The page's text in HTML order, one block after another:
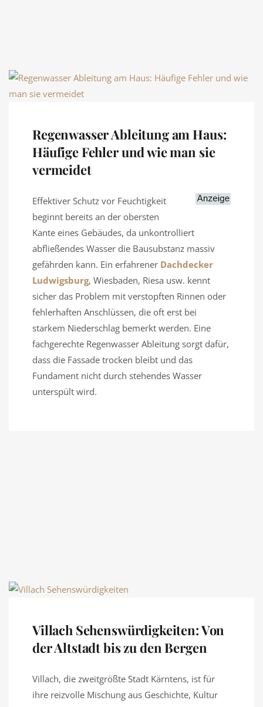
Regenwasser Ableitung am Haus:
Häufige Fehler und wie man sie
vermeidet
Effektiver Schutz vor Feuchtigkeit
beginnt bereits an der obersten
Kante eines Gebäudes, da unkontrolliert
abfließendes Wasser die Bausubstanz massiv
gefährden kann. Ein erfahrener Dachdecker
Ludwigsburg, Wiesbaden, Riesa usw. kennt
sicher das Problem mit verstopften Rinnen oder
fehlerhaften Anschlüssen, die oft erst bei
starkem Niederschlag bemerkt werden. Eine
fachgerechte Regenwasser Ableitung sorgt dafür,
dass die Fassade trocken bleibt und das
Fundament nicht durch stehendes Wasser
unterspült wird.
Villach Sehenswürdigkeiten: Von
der Altstadt bis zu den Bergen
Villach, die zweitgrößte Stadt Kärntens, ist für
ihre reizvolle Mischung aus Geschichte, Kultur